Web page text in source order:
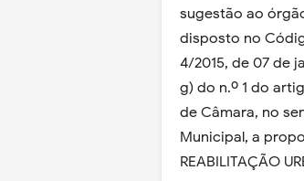
sugestão ao
disposto no
4/2015, de 07 de
g) do n.º 1 do
de Câmara, no
Municipal, a
REABILITAÇÃO